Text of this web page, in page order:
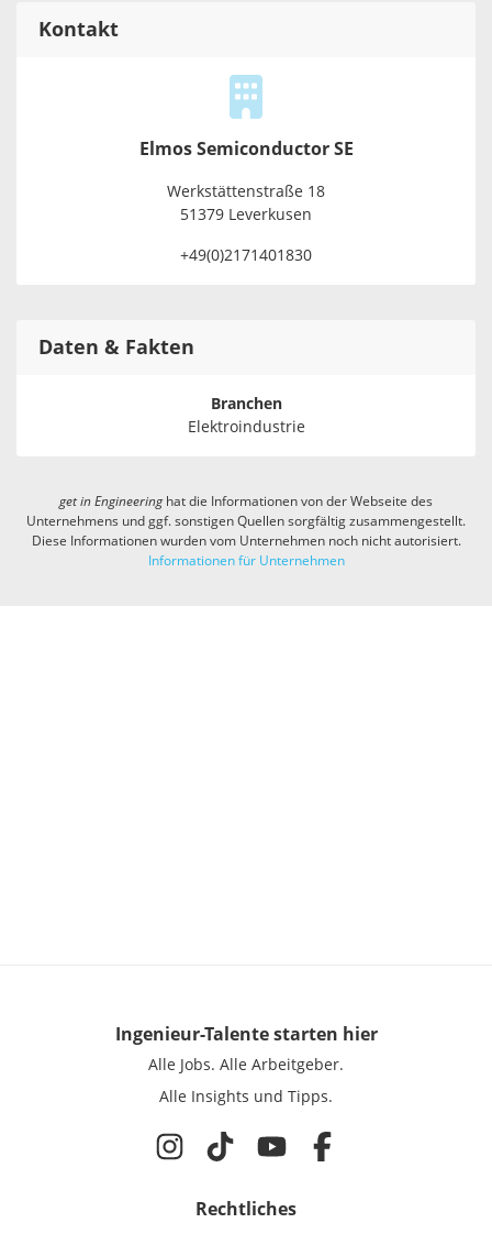
Kontakt
Elmos Semiconductor SE
Werkstättenstraße 18
51379 Leverkusen
+49(0)2171401830
Daten & Fakten
Branchen
Elektroindustrie
get in Engineeringhat die Informationen von der Webseite des
Unternehmens und ggf. sonstigen Quellen sorgfältig zusammengestellt.
Diese Informationen wurden vom Unternehmen noch nicht autorisiert.
Informationen für Unternehmen
Ingenieur-Talentestarten hier
Alle Jobs. Alle Arbeitgeber.
Alle Insights und Tipps.
Rechtliches